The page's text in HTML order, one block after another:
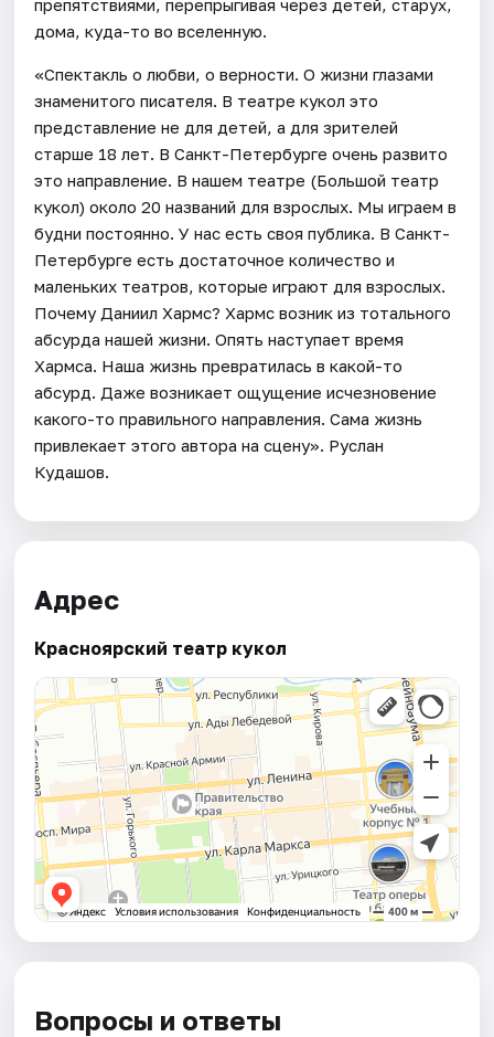
препятствиями, перепрыгивая через детей, старух,
дома, куда-то во вселенную.
«Спектакль о любви, о верности. О жизни глазами
знаменитого писателя. В театре кукол это
представление не для детей, а для зрителей
старше 18 лет. В Санкт-Петербурге очень развито
это направление. В нашем театре (Большой театр
кукол) около 20 названий для взрослых. Мы играем в
будни постоянно. У нас есть своя публика. В Санкт-
Петербурге есть достаточное количество и
маленьких театров, которые играют для взрослых.
Почему Даниил Хармс? Хармс возник из тотального
абсурда нашей жизни. Опять наступает время
Хармса. Наша жизнь превратилась в какой-то
абсурд. Даже возникает ощущение исчезновение
какого-то правильного направления. Сама жизнь
привлекает этого автора на сцену». Руслан
Кудашов.
Адрес
Красноярский театр кукол
Вопросы и ответы